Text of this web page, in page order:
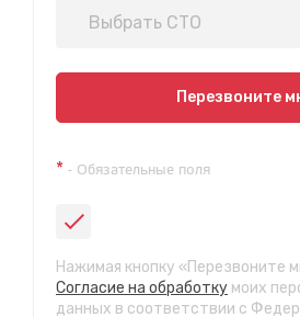
Выбрать СТО
Показать на карте
ул. Пригородная 1/1 (при выезде из
СТО "Байкальская"
ул.Байкальская, 58г
с 7.00 до 23.30, без выходных
Перезвоните
* - Обязательные поля
Нажимая кнопку «Перезвоните
Согласие на обработку моих
данных в соответствии с